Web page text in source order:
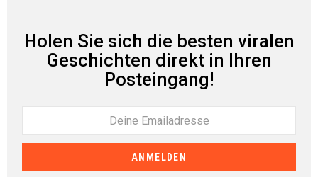
Holen Sie sich die besten viralen
Geschichten direkt in Ihren
Posteingang!